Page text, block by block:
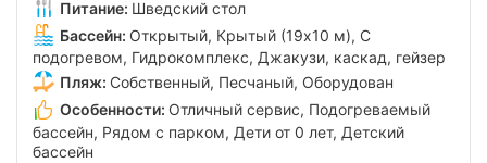
Питание: Шведский стол
Бассейн: Открытый, Крытый (19х10 м), С
подогревом, Гидрокомплекс, Джакузи, каскад, гейзер
Пляж: Собственный, Песчаный, Оборудован
Особенности: Отличный сервис, Подогреваемый
бассейн, Рядом с парком, Дети от 0 лет, Детский
бассейн